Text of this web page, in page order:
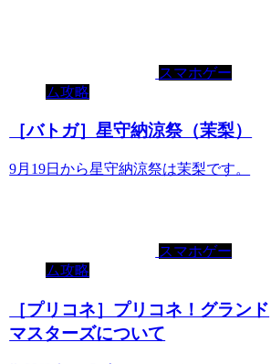
スマホゲー
ム攻略
［バトガ］星守納涼祭（茉梨）
9月19日から星守納涼祭は茉梨です。
スマホゲー
ム攻略
［プリコネ］プリコネ！グランド
マスターズについて